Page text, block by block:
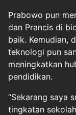
Prabowo pun
dan Prancis di
baik. Kemudian,
teknologi pun
meningkatkan
pendidikan.
“Sekarang saya
tingkatan